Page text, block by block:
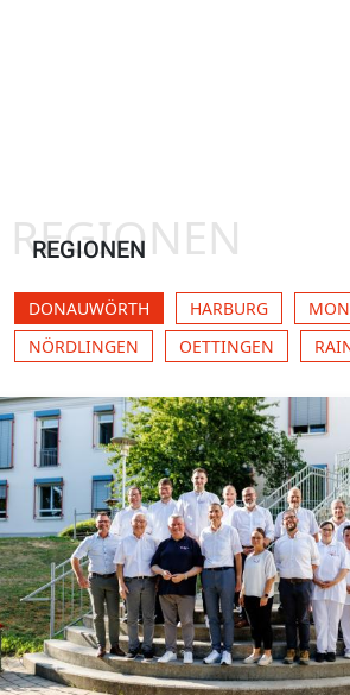
REGIONEN
REGIONEN
DONAUWÖRTH HARBURG
NÖRDLINGEN
OETTINGEN